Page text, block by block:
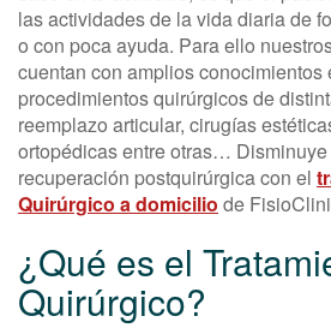
las actividades de la vida diaria de
o con poca ayuda. Para ello
cuentan con amplios conocimientos
procedimientos quirúrgicos de
reemplazo articular, cirugías
ortopédicas entre otras…
recuperación postquirúrgica con el
Quirúrgico a domicilio de
¿Qué es el
Quirúrgico?